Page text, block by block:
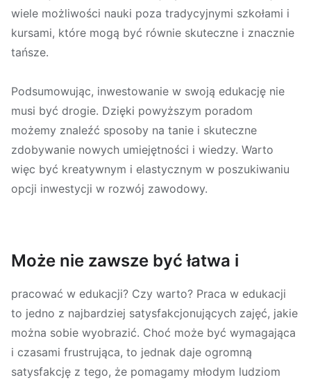
wiele możliwości nauki poza tradycyjnymi szkołami i
kursami, które mogą być równie skuteczne i znacznie
tańsze.
Podsumowując, inwestowanie w swoją edukację nie
musi być drogie. Dzięki powyższym poradom
możemy znaleźć sposoby na tanie i skuteczne
zdobywanie nowych umiejętności i wiedzy. Warto
więc być kreatywnym i elastycznym w poszukiwaniu
opcji inwestycji w rozwój zawodowy.
Może nie zawsze być łatwa i
pracować w edukacji? Czy warto? Praca w edukacji
to jedno z najbardziej satysfakcjonujących zajęć, jakie
można sobie wyobrazić. Choć może być wymagająca
i czasami frustrująca, to jednak daje ogromną
satysfakcję z tego, że pomagamy młodym ludziom